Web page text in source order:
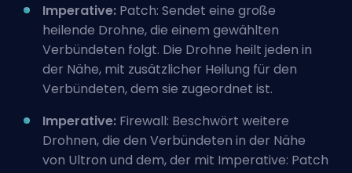
Imperative: Patch: Sendet eine große
heilende Drohne, die einem gewählten
Verbündeten folgt. Die Drohne heilt jeden in
der Nähe, mit zusätzlicher Heilung für den
Verbündeten, dem sie zugeordnet ist.
Imperative: Firewall: Beschwört weitere
Drohnen, die den Verbündeten in der Nähe
von Ultron und dem, der mit Imperative: Patch